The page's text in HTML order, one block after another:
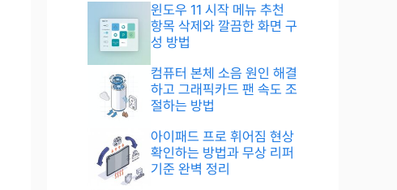
윈도우 11 시작 메뉴 추천
항목 삭제와 깔끔한 화면 구
성 방법
컴퓨터 본체 소음 원인 해결
하고 그래픽카드 팬 속도 조
절하는 방법
아이패드 프로 휘어짐 현상
확인하는 방법과 무상 리퍼
기준 완벽 정리